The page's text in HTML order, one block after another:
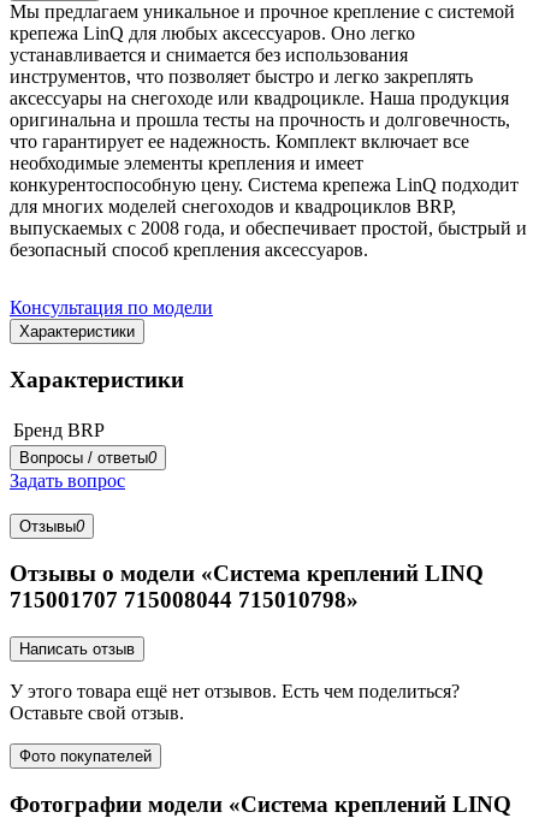
Мы предлагаем уникальное и прочное крепление с системой
крепежа LinQ для любых аксессуаров. Оно легко
устанавливается и снимается без использования
инструментов, что позволяет быстро и легко закреплять
аксессуары на снегоходе или квадроцикле. Наша продукция
оригинальна и прошла тесты на прочность и долговечность,
что гарантирует ее надежность. Комплект включает все
необходимые элементы крепления и имеет
конкурентоспособную цену. Система крепежа LinQ подходит
для многих моделей снегоходов и квадроциклов BRP,
выпускаемых с 2008 года, и обеспечивает простой, быстрый и
безопасный способ крепления аксессуаров.
Консультация по модели
Характеристики
Характеристики
Бренд BRP
Вопросы / ответы0
Задать вопрос
Отзывы0
Отзывы о модели «Система креплений LINQ
715001707 715008044 715010798»
Написать отзыв
У этого товара ещё нет отзывов. Есть чем поделиться?
Оставьте свой отзыв.
Фото покупателей
Фотографии модели «Система креплений LINQ